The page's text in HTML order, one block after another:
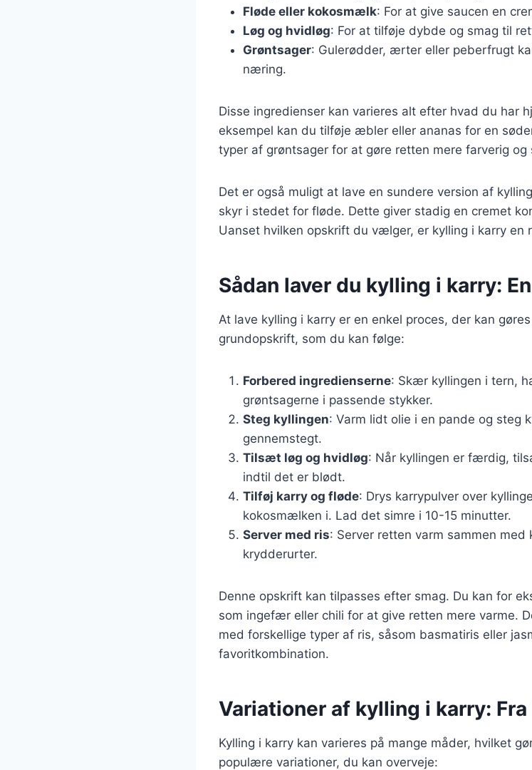
Fløde eller kokosmælk: For at give saucen en
Løg og hvidløg: For at tilføje dybde og smag til
Grøntsager: Gulerødder, ærter eller peberfrugt
næring.
Disse ingredienser kan varieres alt efter hvad du har
eksempel kan du tilføje æbler eller ananas for en
typer af grøntsager for at gøre retten mere farverig og
Det er også muligt at lave en sundere version af
skyr i stedet for fløde. Dette giver stadig en cremet
Uanset hvilken opskrift du vælger, er kylling i karry en
Sådan laver du kylling i karry:
At lave kylling i karry er en enkel proces, der kan
grundopskrift, som du kan følge:
Forbered ingredienserne: Skær kyllingen i tern,
grøntsagerne i passende stykker.
Steg kyllingen: Varm lidt olie i en pande og steg
gennemstegt.
Tilsæt løg og hvidløg: Når kyllingen er færdig,
indtil det er blødt.
Tilføj karry og fløde: Drys karrypulver over
kokosmælken i. Lad det simre i 10-15 minutter.
Server med ris: Server retten varm sammen
krydderurter.
Denne opskrift kan tilpasses efter smag. Du kan for
som ingefær eller chili for at give retten mere varme.
med forskellige typer af ris, såsom basmatiris eller
favoritkombination.
Variationer af kylling i karry:
Kylling i karry kan varieres på mange måder, hvilket
populære variationer, du kan overveje: